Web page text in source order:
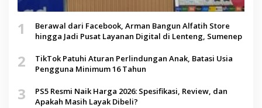
1
Berawal dari Facebook, Arman Bangun Alfatih Store
hingga Jadi Pusat Layanan Digital di Lenteng, Sumenep
2
TikTok Patuhi Aturan Perlindungan Anak, Batasi Usia
Pengguna Minimum 16 Tahun
3
PS5 Resmi Naik Harga 2026: Spesifikasi, Review, dan
Apakah Masih Layak Dibeli?